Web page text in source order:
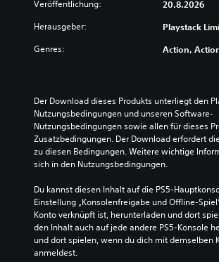
n
)
D
a
s
S
p
e
l
e
n
t
h
Veröffentlichung: 20.8.2026
Herausgeber: Playstack
Genres: Action,
Der Download dieses Produkts unterliegt den
Nutzungsbedingungen und unseren Software-
Nutzungsbedingungen sowie allen für dieses
Zusatzbedingungen. Der Download erfordert
zu diesen Bedingungen. Weitere wichtige
sich in den Nutzungsbedingungen.
Du kannst diesen Inhalt auf die PS5-
Einstellung „Konsolenfreigabe und Offline-
Konto verknüpft ist, herunterladen und dort
den Inhalt auch auf jede andere PS5-Konsole
und dort spielen, wenn du dich mit demselben
anmeldest.